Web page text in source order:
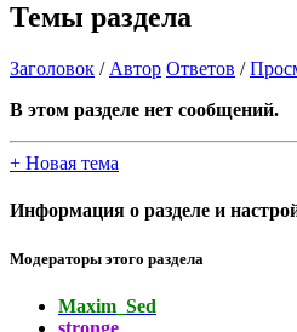
Темы раздела
Заголовок / Автор Ответов /
В этом разделе нет сообщений.
+ Новая тема
Информация о разделе и
Модераторы этого раздела
Maxim_Sed
stronge